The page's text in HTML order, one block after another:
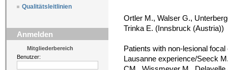
Qualitätsleitlinien
Anmelden
Mitgliederbereich
Benutzer:
Ortler M., Walser G.,
Trinka E. (Innsbruck (Austria))
Patients with non-lesional
Lausanne experience/Seeck